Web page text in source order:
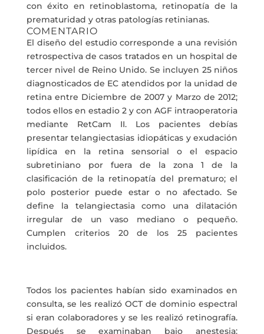
con éxito en retinoblastoma, retinopatía de la
prematuridad y otras patologías retinianas.
COMENTARIO
El diseño del estudio corresponde a una revisión
retrospectiva de casos tratados en un hospital de
tercer nivel de Reino Unido. Se incluyen 25 niños
diagnosticados de EC atendidos por la unidad de
retina entre Diciembre de 2007 y Marzo de 2012;
todos ellos en estadio 2 y con AGF intraoperatoria
mediante RetCam II. Los pacientes debías
presentar telangiectasias idiopáticas y exudación
lipídica en la retina sensorial o el espacio
subretiniano por fuera de la zona 1 de la
clasificación de la retinopatía del prematuro; el
polo posterior puede estar o no afectado. Se
define la telangiectasia como una dilatación
irregular de un vaso mediano o pequeño.
Cumplen criterios 20 de los 25 pacientes
incluidos.
Todos los pacientes habían sido examinados en
consulta, se les realizó OCT de dominio espectral
si eran colaboradores y se les realizó retinografía.
Después se examinaban bajo anestesia: